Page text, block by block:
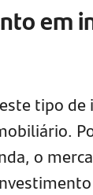
em
tipo
o